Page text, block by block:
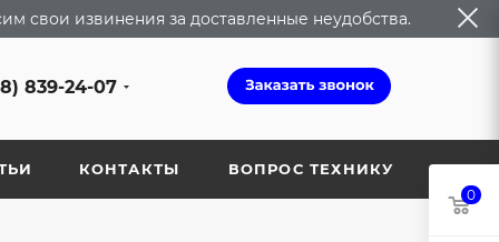
свои извинения за доставленные неудобства.
839-24-07
КОНТАКТЫ ВОПРОС ТЕХНИКУ
0